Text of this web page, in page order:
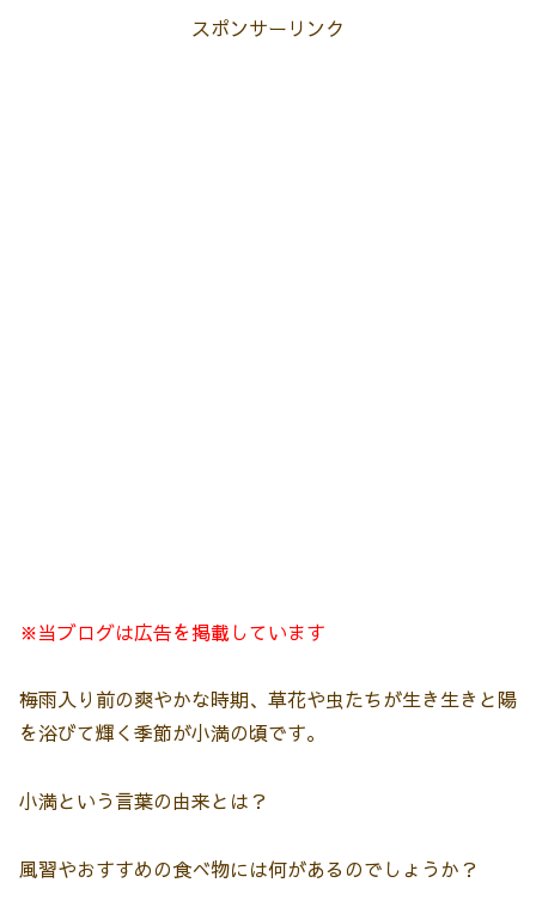
スポンサーリンク
※当ブログは広告を掲載しています
梅雨入り前の爽やかな時期、草花や虫たちが生き生きと陽
を浴びて輝く季節が小満の頃です。
小満という言葉の由来とは？
風習やおすすめの食べ物には何があるのでしょうか？